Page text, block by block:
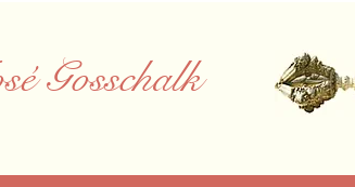
Gosschalk